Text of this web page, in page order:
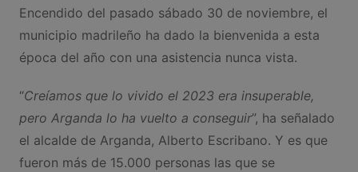
Encendido del pasado sábado 30 de noviembre, el
municipio madrileño ha dado la bienvenida a esta
época del año con una asistencia nunca vista.
“Creíamos que lo vivido el 2023 era insuperable,
pero Arganda lo ha vuelto a conseguir”, ha señalado
el alcalde de Arganda, Alberto Escribano. Y es que
fueron más de 15.000 personas las que se